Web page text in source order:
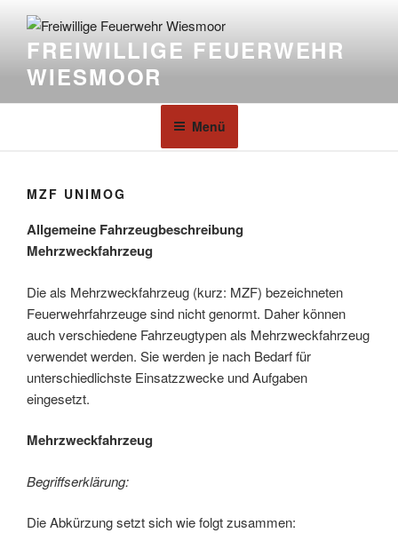
FREIWILLIGE FEUERWEHR
WIESMOOR
Menü
MZF UNIMOG
Allgemeine Fahrzeugbeschreibung
Mehrzweckfahrzeug
Die als Mehrzweckfahrzeug (kurz: MZF) bezeichneten
Feuerwehrfahrzeuge sind nicht genormt. Daher können
auch verschiedene Fahrzeugtypen als Mehrzweckfahrzeug
verwendet werden. Sie werden je nach Bedarf für
unterschiedlichste Einsatzzwecke und Aufgaben
eingesetzt.
Mehrzweckfahrzeug
Begriffserklärung:
Die Abkürzung setzt sich wie folgt zusammen: